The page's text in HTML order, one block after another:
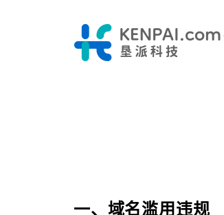
一、域名滥用违规